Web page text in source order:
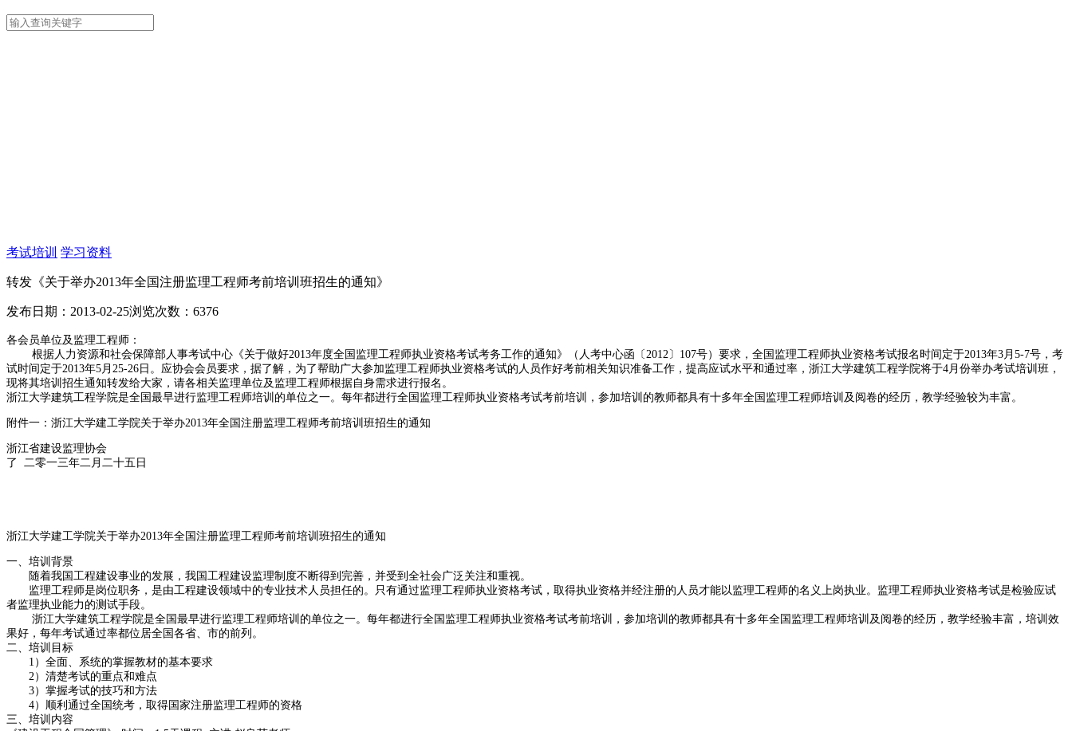
考试培训 学习资料
转发《关于举办2013年全国注册监理工程师考前培训班招生的通知》
发布日期：2013-02-25浏览次数：6376
各会员单位及监理工程师：
根据人力资源和社会保障部人事考试中心《关于做好2013年度全国监理工程师执业资格考试考务工作的通知》（人考中心函〔2012〕107号）要求，全国监理工程师执业资格考试报名时间定于2013年3月5-7号，考
试时间定于2013年5月25-26日。应协会会员要求，据了解，为了帮助广大参加监理工程师执业资格考试的人员作好考前相关知识准备工作，提高应试水平和通过率，浙江大学建筑工程学院将于4月份举办考试培训班，
现将其培训招生通知转发给大家，请各相关监理单位及监理工程师根据自身需求进行报名。
浙江大学建筑工程学院是全国最早进行监理工程师培训的单位之一。每年都进行全国监理工程师执业资格考试考前培训，参加培训的教师都具有十多年全国监理工程师培训及阅卷的经历，教学经验较为丰富。
附件一：浙江大学建工学院关于举办2013年全国注册监理工程师考前培训班招生的通知
浙江省建设监理协会
了 二零一三年二月二十五日
浙江大学建工学院关于举办2013年全国注册监理工程师考前培训班招生的通知
一、培训背景
随着我国工程建设事业的发展，我国工程建设监理制度不断得到完善，并受到全社会广泛关注和重视。
监理工程师是岗位职务，是由工程建设领域中的专业技术人员担任的。只有通过监理工程师执业资格考试，取得执业资格并经注册的人员才能以监理工程师的名义上岗执业。监理工程师执业资格考试是检验应试
者监理执业能力的测试手段。
浙江大学建筑工程学院是全国最早进行监理工程师培训的单位之一。每年都进行全国监理工程师执业资格考试考前培训，参加培训的教师都具有十多年全国监理工程师培训及阅卷的经历，教学经验丰富，培训效
果好，每年考试通过率都位居全国各省、市的前列。
二、培训目标
1）全面、系统的掌握教材的基本要求
2）清楚考试的重点和难点
3）掌握考试的技巧和方法
4）顺利通过全国统考，取得国家注册监理工程师的资格
三、培训内容